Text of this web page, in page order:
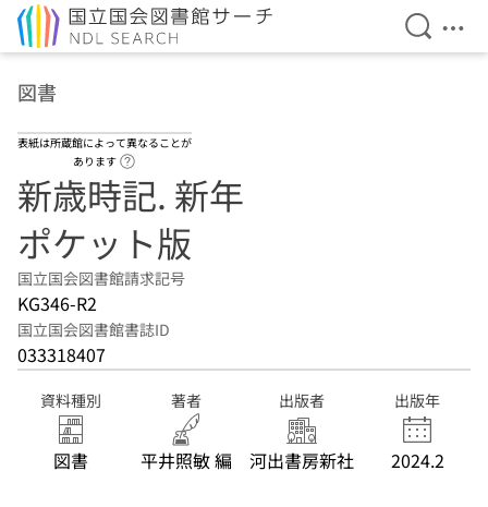
検索を
メ
図書
表紙は所蔵館によって異なることが
あります
新歳時記. 新年
ポケット版
国立国会図書館請求記号
KG346-R2
国立国会図書館書誌ID
033318407
資料種別
図書
著者
平井照敏 編
出版者
河出書房新社
出版年
2024.2